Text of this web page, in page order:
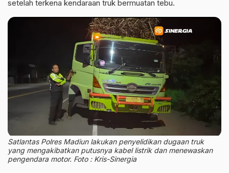
setelah terkena kendaraan truk bermuatan tebu.
Satlantas Polres Madiun lakukan penyelidikan dugaan truk
yang mengakibatkan putusnya kabel listrik dan menewaskan
pengendara motor. Foto : Kris-Sinergia